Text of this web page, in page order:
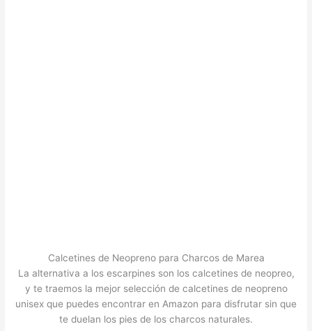
Calcetines de Neopreno para Charcos de Marea
La alternativa a los escarpines son los calcetines de neopreo,
y te traemos la mejor selección de calcetines de neopreno
unisex que puedes encontrar en Amazon para disfrutar sin que
te duelan los pies de los charcos naturales.